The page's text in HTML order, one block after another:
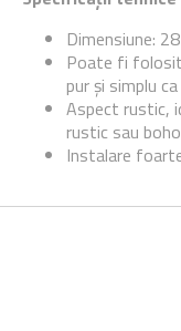
Dimensiune:
Poate fi
pur și simplu
Aspect rustic,
rustic sau boho
Instalare